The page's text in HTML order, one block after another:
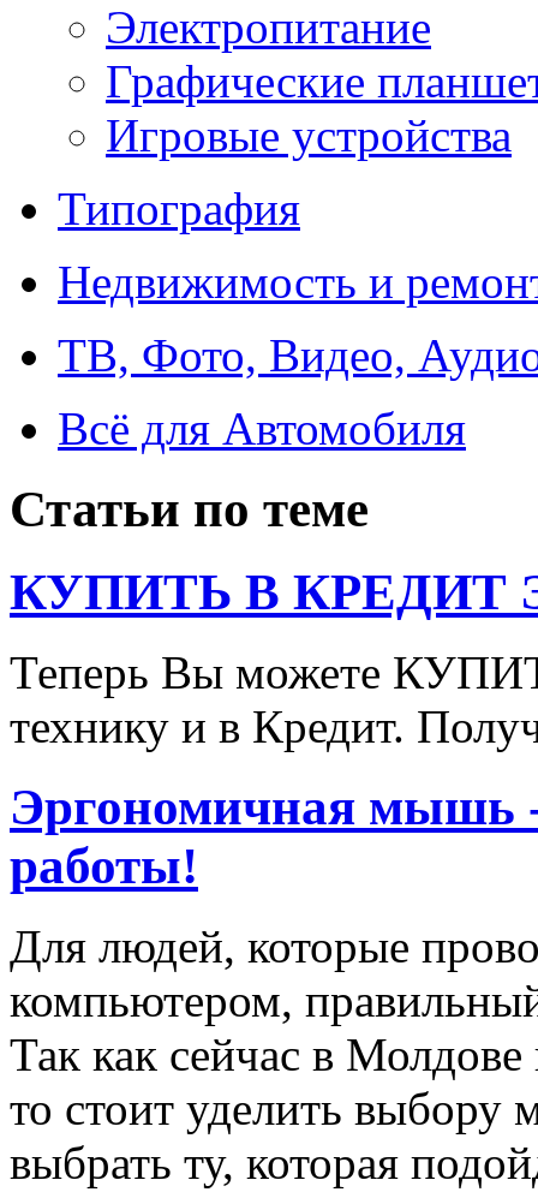
Электропитание
Графические
Игровые устройства
Типография
Недвижимость и
ТВ, Фото, Видео,
Всё для Автомобиля
Статьи по теме
КУПИТЬ В КРЕДИТ
Теперь Вы можете
технику и в Кредит.
Эргономичная мышь -
работы!
Для людей, которые
компьютером,
Так как сейчас в
то стоит уделить
выбрать ту, которая